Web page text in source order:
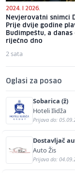
2024. I 2026.
Nevjerovatni snimci
Prije dvije godine
Budimpeštu, a
riječno dno
2 sata
Oglasi za posao
Sobarica (ž)
Hoteli Ilidža
Prijava do:
Dostavljač
Auto Žis
Prijava do: